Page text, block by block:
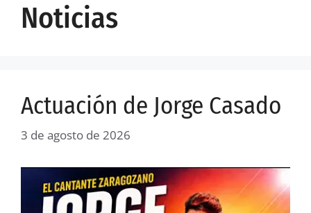
Noticias
Actuación de Jorge Casado
3 de agosto de 2026